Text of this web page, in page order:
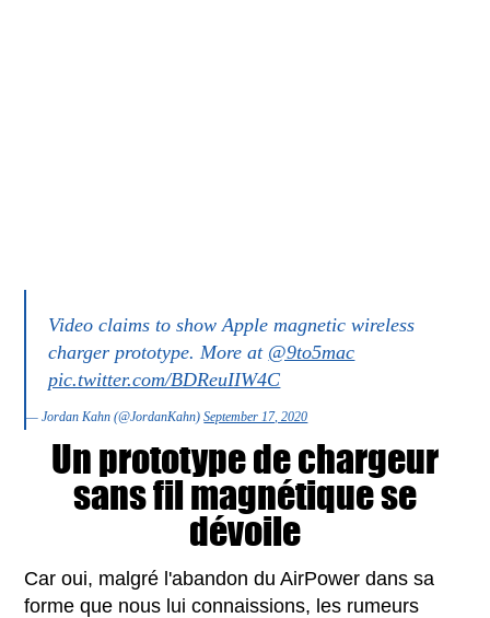
Video claims to show Apple magnetic wireless
charger prototype. More at @9to5mac
pic.twitter.com/BDReuIIW4C
— Jordan Kahn (@JordanKahn)September 17, 2020
Un prototype de chargeur
sans fil magnétique se
dévoile
Car oui, malgré l'abandon du AirPower dans sa
forme que nous lui connaissions, les rumeurs